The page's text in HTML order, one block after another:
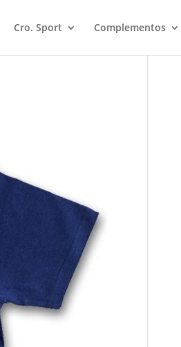
Cro. Sport Complementos